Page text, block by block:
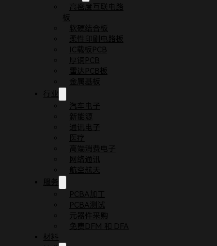
高密度互联电路
板
软硬结合板
柔性印刷电路板
IC载板PCB
厚铜PCB
雷达PCB板
金属基板
行业
汽车电子
新能源
通讯电子
医疗
高端消费电子
网络通讯
航空航天
服务
PCBA加工
PCBA测试
元器件采购
免费DFM 和 DFA
材料
博客
多年来，车辆制造领域引入了许多新技术，这些
械支持和电气连接方面发挥着重要作用。